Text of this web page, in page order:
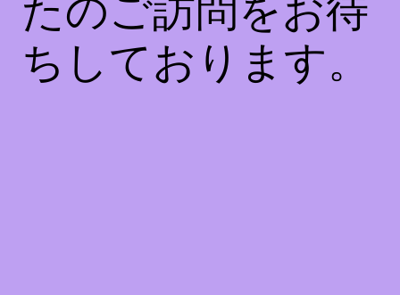
たのご訪問をお待
ちしております。